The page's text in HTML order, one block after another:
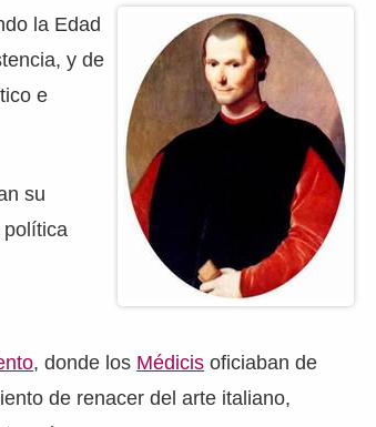
la Edad
y de
e
su
política
, donde los Médicis oficiaban de
de renacer del arte italiano,